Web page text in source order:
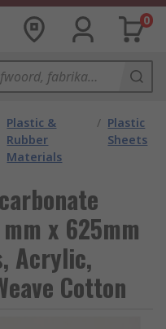
0
Plastic &
Rubber
Materials
/ Plastic
Sheets
x 625mm
Acrylic,
Cotton